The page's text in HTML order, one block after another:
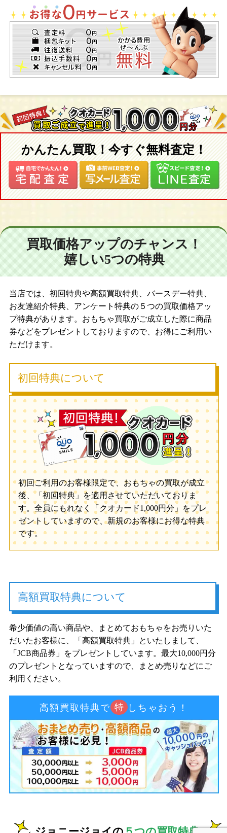
かんたん買取！今すぐ無料査定！
買取価格アップのチャンス！
嬉しい5つの特典
当店では、初回特典や高額買取特典、バースデー特典、
お友達紹介特典、アンケート特典の５つの買取価格アッ
プ特典があります。おもちゃ買取がご成立した際に商品
券などをプレゼントしておりますので、お得にご利用い
ただけます。
初回特典について
初回ご利用のお客様限定で、おもちゃの買取が成立
後、「初回特典」を適用させていただいておりま
す。全員にもれなく「クオカード1,000円分」をプレ
ゼントしていますので、新規のお客様にお得な特典
です。
高額買取特典について
希少価値の高い商品や、まとめておもちゃをお売りいた
だいたお客様に、「高額買取特典」といたしまして、
「JCB商品券」をプレゼントしています。最大10,000円分
のプレゼントとなっていますので、まとめ売りなどにご
利用ください。
高額買取特典で 特 しちゃおう！